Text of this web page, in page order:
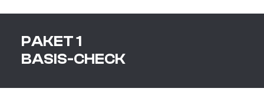
PAKET 1
BASIS-CHECK